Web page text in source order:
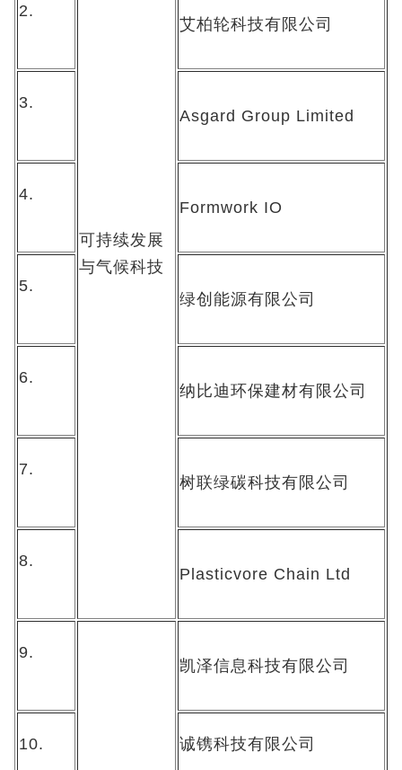
可持续发展
与气候科技
2.
艾柏轮科技有限公司
3.
Asgard Group Limited
4.
Formwork IO
5.
绿创能源有限公司
6.
纳比迪环保建材有限公司
7.
树联绿碳科技有限公司
8.
Plasticvore Chain Ltd
9.
凯泽信息科技有限公司
10. 诚镌科技有限公司